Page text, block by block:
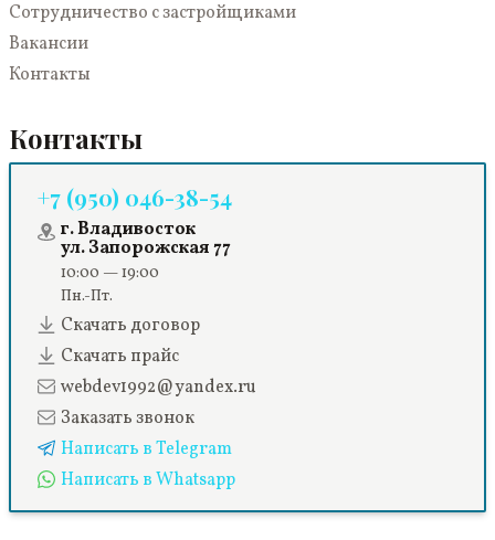
Сотрудничество с застройщиками
Вакансии
Контакты
Контакты
+7 (950) 046-38-54
г. Владивосток
ул. Запорожская 77
10:00 — 19:00
Пн.-Пт.
Скачать договор
Скачать прайс
webdev1992@yandex.ru
Заказать звонок
Написать в Telegram
Написать в Whatsapp